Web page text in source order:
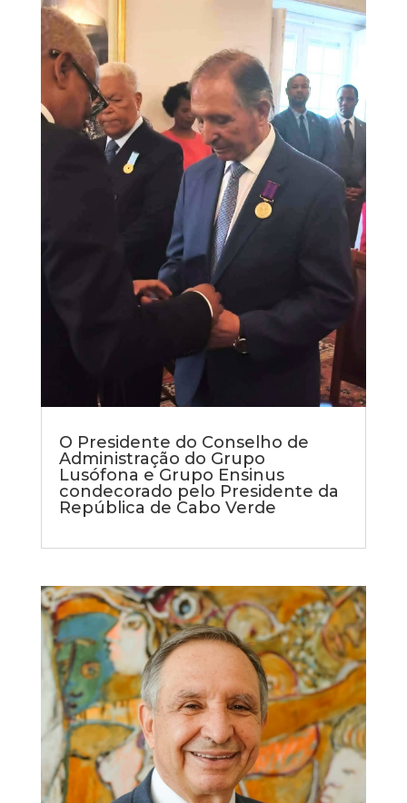
O Presidente do Conselho de
Administração do Grupo
Lusófona e Grupo Ensinus
condecorado pelo Presidente da
República de Cabo Verde